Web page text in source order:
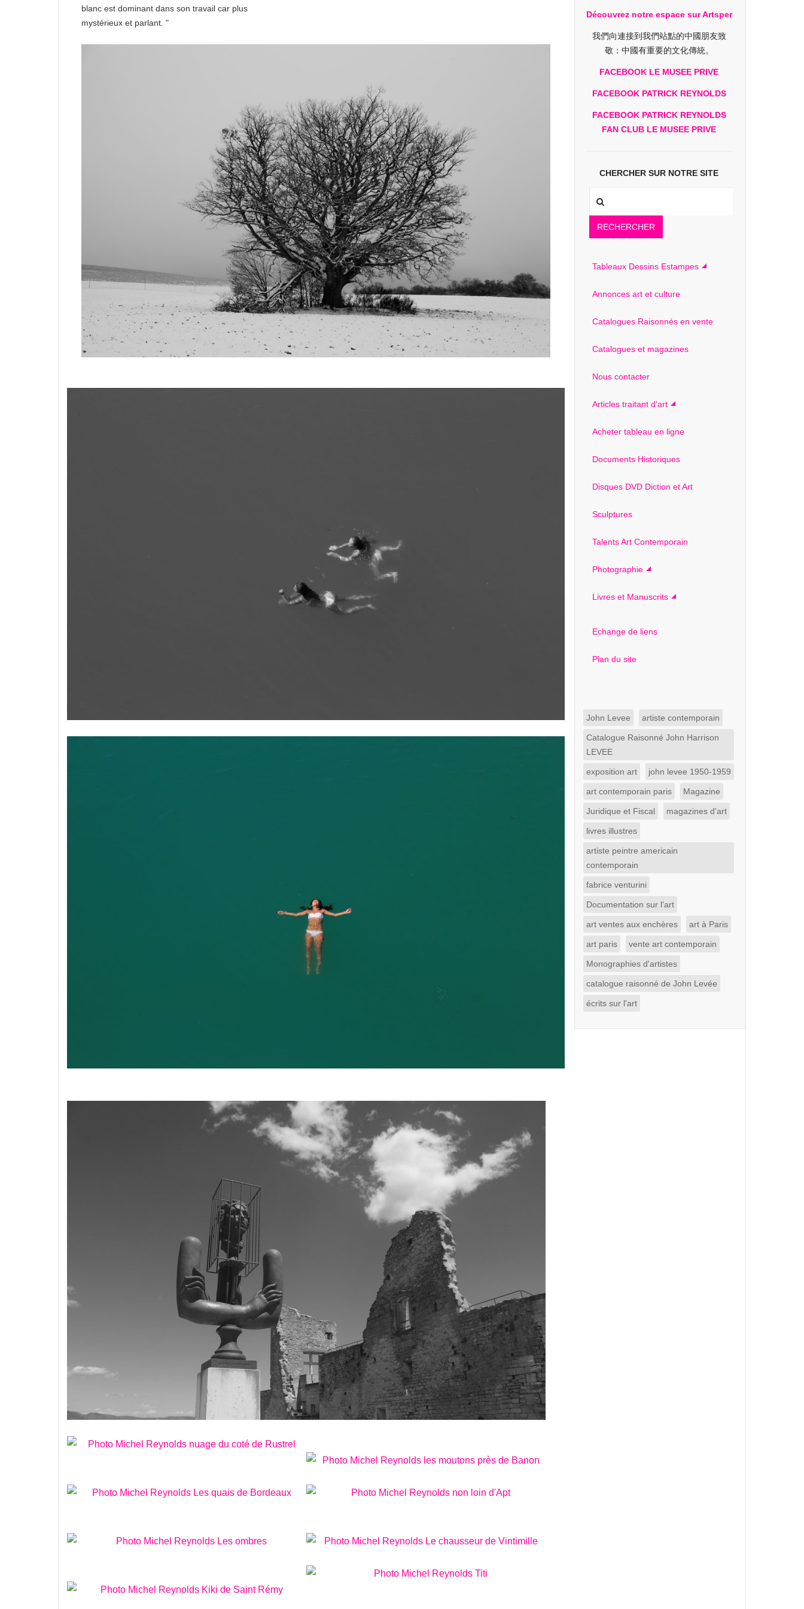
blanc est dominant dans son travail car plus
mystérieux et parlant. "
Découvrez notre espace sur Artsper
我們向連接到我們站點的中國朋友致
敬：中國有重要的文化傳統。
FACEBOOK LE MUSEE PRIVE
FACEBOOK PATRICK REYNOLDS
FACEBOOK PATRICK REYNOLDS
FAN CLUB LE MUSEE PRIVE
CHERCHER SUR NOTRE SITE
RECHERCHER
Tableaux Dessins Estampes
Annonces art et culture
Catalogues Raisonnés en vente
Catalogues et magazines
Nous contacter
Articles traitant d'art
Acheter tableau en ligne
Documents Historiques
Disques DVD Diction et Art
Sculptures
Talents Art Contemporain
Photographie
Livres et Manuscrits
Echange de liens
Plan du site
John Levee artiste contemporain
Catalogue Raisonné John Harrison
LEVEE
exposition art john levee 1950-1959
art contemporain paris Magazine
Juridique et Fiscal magazines d'art
livres illustres
artiste peintre americain
contemporain
fabrice venturini
Documentation sur l'art
art ventes aux enchères art à Paris
art paris vente art contemporain
Monographies d'artistes
catalogue raisonné de John Levée
écrits sur l'art